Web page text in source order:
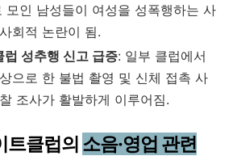
모인 남성들이 여성을 성폭행하는 사
회적 논란이 됨.
성추행 신고 급증: 일부 클럽에서
으로 한 불법 촬영 및 신체 접촉 사
조사가 활발하게 이루어짐.
클럽의 소음·영업 관련